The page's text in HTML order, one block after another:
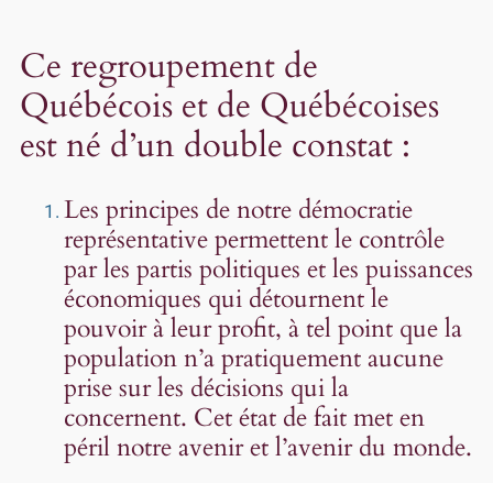
Ce regroupement de
Québécois et de Québécoises
est né d’un double constat :
Les principes de notre démocratie
représentative permettent le contrôle
par les partis politiques et les puissances
économiques qui détournent le
pouvoir à leur profit, à tel point que la
population n’a pratiquement aucune
prise sur les décisions qui la
concernent. Cet état de fait met en
péril notre avenir et l’avenir du monde.